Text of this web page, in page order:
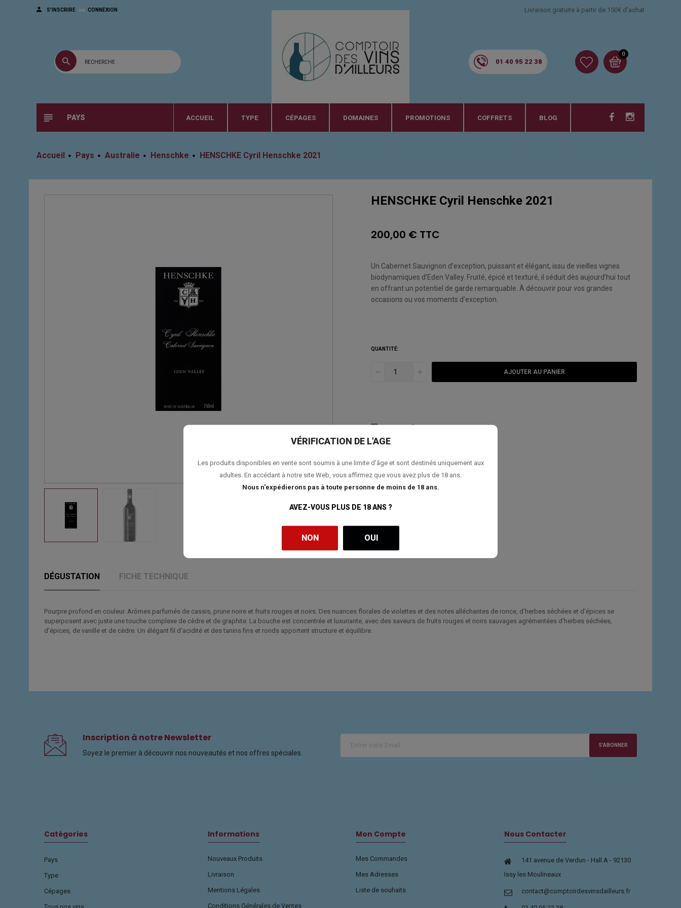
VÉRIFICATION DE L'AGE
Les produits disponibles en vente sont soumis à une limite d'âge et sont destinés uniquement aux
adultes. En accédant à notre site Web, vous affirmez que vous avez plus de 18 ans.
Nous n'expédierons pas à toute personne de moins de 18 ans.
AVEZ-VOUS PLUS DE 18 ANS ?
NON OUI
S'INSCRIRE ou CONNEXION Livraison gratuite à partir de 150€ d'achat
01 40 95 22 38
0
PAYS ACCUEIL TYPE CÉPAGES DOMAINES PROMOTIONS COFFRETS BLOG
Accueil Pays Australie Henschke HENSCHKE Cyril Henschke 2021
HENSCHKE Cyril Henschke 2021
200,00 € TTC
Un Cabernet Sauvignon d’exception, puissant et élégant, issu de vieilles vignes
biodynamiques d’Eden Valley. Fruité, épicé et texturé, il séduit dès aujourd’hui tout
en offrant un potentiel de garde remarquable. À découvrir pour vos grandes
occasions ou vos moments d’exception.
QUANTITÉ:
AJOUTER AU PANIER
DÉGUSTATION FICHE TECHNIQUE
Pourpre profond en couleur. Arômes parfumés de cassis, prune noire et fruits rouges et noirs. Des nuances florales de violettes et des notes alléchantes de ronce, d'herbes séchées et d'épices se
superposent avec juste une touche complexe de cèdre et de graphite. La bouche est concentrée et luxuriante, avec des saveurs de fruits rouges et noirs sauvages agrémentées d'herbes séchées,
d'épices, de vanille et de cèdre. Un élégant fil d'acidité et des tanins fins et ronds apportent structure et équilibre.
Inscription à notre Newsletter
Soyez le premier à découvrir nos nouveautés et nos offres spéciales.
S'ABONNER
Catégories
Pays
Type
Cépages
Informations
Nouveaux Produits
Livraison
Mentions Légales
Conditions Générales de Ventes
Mon Compte
Mes Commandes
Mes Adresses
Liste de souhaits
Nous Contacter
141 avenue de Verdun - Hall A - 92130
Issy les Moulineaux
contact@comptoirdesvinsdailleurs.fr